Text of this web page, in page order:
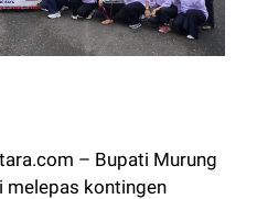
– Bupati Murung
melepas kontingen